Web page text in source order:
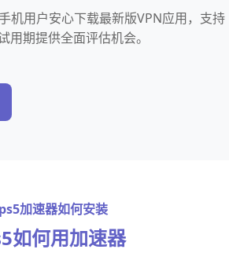
机用户安心下载最新版VPN应用，支持
用期提供全面评估机会。
ps5加速器如何安装
如何用加速器